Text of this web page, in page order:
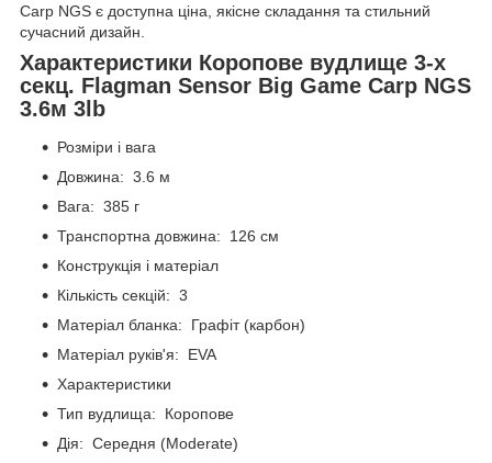
Carp NGS є доступна ціна, якісне складання та стильний
сучасний дизайн.
Характеристики Коропове вудлище 3-х
секц. Flagman Sensor Big Game Carp NGS
3.6м 3lb
Розміри і вага
Довжина: 3.6 м
Вага: 385 г
Транспортна довжина: 126 см
Конструкція і матеріал
Кількість секцій: 3
Матеріал бланка: Графіт (карбон)
Матеріал руків'я: EVA
Характеристики
Тип вудлища: Коропове
Дія: Середня (Moderate)